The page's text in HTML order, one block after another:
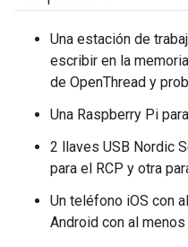
Una estación de
escribir en la
de OpenThread y
Una Raspberry Pi
2 llaves USB Nordic
para el RCP y otra
Un teléfono iOS con
Android con al menos